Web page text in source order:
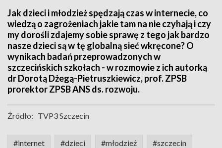
Jak dzieci i młodzież spędzają czas w internecie, co
wiedzą o zagrożeniach jakie tam na nie czyhają i czy
my dorośli zdajemy sobie sprawę z tego jak bardzo
nasze dzieci są w tę globalną sieć wkręcone? O
wynikach badań przeprowadzonych w
szczecińskich szkołach - w rozmowie z ich autorką
dr Dorotą Dżegą-Pietruszkiewicz, prof. ZPSB
prorektor ZPSB ANS ds. rozwoju.
Źródło: TVP3 Szczecin
#internet #dzieci #młodzież #szczecin